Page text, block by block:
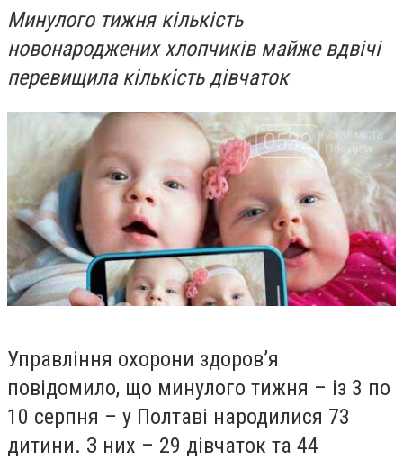
Минулого тижня кількість
новонароджених хлопчиків майже вдвічі
перевищила кількість дівчаток
Управління охорони здоров’я
повідомило, що минулого тижня – із 3 по
10 серпня – у Полтаві народилися 73
дитини. З них – 29 дівчаток та 44